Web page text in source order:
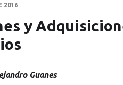
2016
y
Guanes